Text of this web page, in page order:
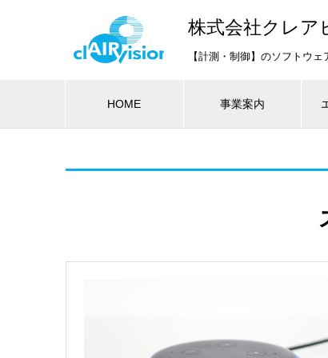
株式会社クレア
【計測・制御】のソフトウェ
HOME 事業案内